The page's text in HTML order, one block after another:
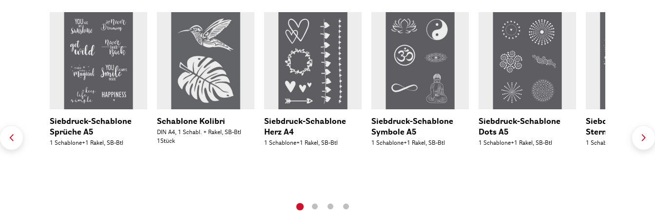
Siebdruck-Schablone
Sprüche A5
1 Schablone+1 Rakel, SB-Btl
Schablone Kolibri
DIN A4, 1 Schabl. + Rakel, SB-Btl
1Stück
Siebdruck-Schablone
Herz A4
1 Schablone+1 Rakel, SB-Btl
Siebdruck-Schablone
Symbole A5
1 Schablone+1 Rakel, SB-Btl
Siebdruck-Schablone
Dots A5
1 Schablone+1 Rakel, SB-Btl
Siebdruck-
Stern, A4
1 Schablone + Rakel, SB-